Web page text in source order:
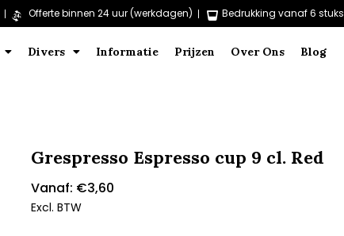
Offerte binnen 24 uur (werkdagen) Bedrukking vanaf 6 stuks
Divers Informatie Prijzen Over Ons Blog
Grespresso Espresso cup 9 cl. Red
Vanaf: €3,60
Excl. BTW